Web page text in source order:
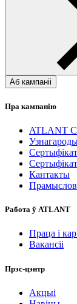
Аб кампаніі
Пра кампанію
ATLANT
Кантакты
Работа ў ATLANT
Праца і
Вакансіі
Прэс-цэнтр
Акцыі